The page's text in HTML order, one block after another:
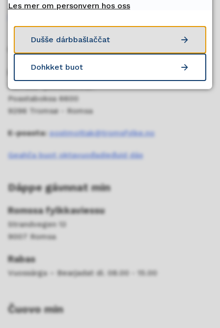
Oktavuohta
Poastačujuhus
Romssa fylkkasuohkan
Poastaboksa 6600
9296 Tromsø - Romsa
E-poasta: postmottak@tromsfylke.no
Geahča buot oktavuođadieđuid dás
Dáppe gávnnat min
Romssa fylkkaviessu
Strandvegen 13
9007 Romsa
Rabas
Vuossárga – Bearjadat di. 08.00 - 15.00
Čuovo min
Les mer om personvern hos oss
Dušše dárbbašlaččat
Dohkket buot